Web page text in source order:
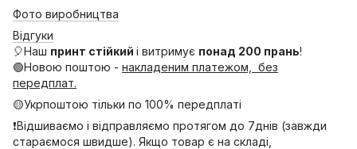
Фото виробництва
Відгуки
🎈Наш принт стійкий і витримує понад 200 прань!
🟢Новою поштою - накладеним платежом, без
передплат.
🟡Укрпоштою тільки по 100% передплаті
❗Відшиваємо і відправляємо протягом до 7днів (завжди
стараємося швидше). Якщо товар є на складі,